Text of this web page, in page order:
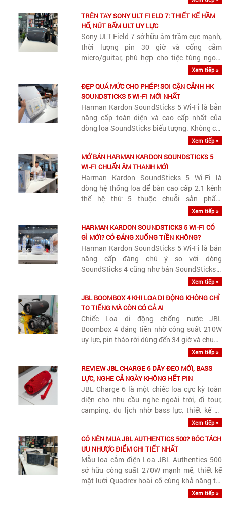
vẫn giữ được dải trung (vocals)..
TRÊN TAY SONY ULT FIELD 7: THIẾT KẾ HẦM
HỐ, NÚT BẤM ULT UY LỰC
Sony ULT Field 7 sở hữu âm trầm cực mạnh,
thời lượng pin 30 giờ và cổng cắm
micro/guitar, phù hợp cho tiệc tùng ngoài
Xem tiếp »
ĐẸP QUÁ MỨC CHO PHÉP! SOI CẬN CẢNH HK
SOUNDSTICKS 5 WI-FI MỚI NHẤT
Harman Kardon SoundSticks 5 Wi-Fi là bản
nâng cấp toàn diện và cao cấp nhất của
dòng loa SoundSticks biểu tượng. Không chỉ
giữ nguyên giá trị thẩm mỹ vượt thời gian,
chuẩn Hi-Res cùng nâng cấp quan trọng..
Xem tiếp »
MỞ BÁN HARMAN KARDON SOUNDSTICKS 5
WI-FI CHUẨN ÂM THANH MỚI
Harman Kardon SoundSticks 5 Wi-Fi là
dòng hệ thống loa để bàn cao cấp 2.1 kênh
thế hệ thứ 5 thuộc chuỗi sản phẩm
SoundSticks biểu tượng của thương hiệu
Wi-Fi streaming không dây chất lượng cao
và..
Xem tiếp »
HARMAN KARDON SOUNDSTICKS 5 WI-FI CÓ
GÌ MỚI? CÓ ĐÁNG XUỐNG TIỀN KHÔNG?
Harman Kardon SoundSticks 5 Wi-Fi là bản
nâng cấp đáng chú ý so với dòng
SoundSticks 4 cũng như bản SoundSticks 5
Xem tiếp »
JBL BOOMBOX 4 KHI LOA DI ĐỘNG KHÔNG CHỈ
TO TIẾNG MÀ CÒN CÓ CẢ AI
Chiếc Loa di động chống nước JBL
Boombox 4 đáng tiền nhờ công suất 210W
uy lực, pin tháo rời dùng đến 34 giờ và chuẩn
kháng nước IP68 bền bỉ cho mọi cuộc vui.
Xem tiếp »
REVIEW JBL CHARGE 6 DÂY ĐEO MỚI, BASS
LỰC, NGHE CẢ NGÀY KHÔNG HẾT PIN
JBL Charge 6 là một chiếc loa cực kỳ toàn
diện cho nhu cầu nghe ngoài trời, đi tour,
camping, du lịch nhờ bass lực, thiết kế có
quai đeo tiện lợi và độ bền IP68 chống cày
Xem tiếp »
CÓ NÊN MUA JBL AUTHENTICS 500? BÓC TÁCH
ƯU NHƯỢC ĐIỂM CHI TIẾT NHẤT
Mẫu loa cắm điện Loa JBL Authentics 500
sở hữu công suất 270W mạnh mẽ, thiết kế
mặt lưới Quadrex hoài cổ cùng khả năng tái
tạo âm thanh Dolby Atmos 3.1 kênh uy lực,
Xem tiếp »